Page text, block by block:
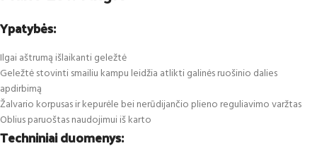
Ypatybės:
Ilgai aštrumą išlaikanti geležtė
Geležtė stovinti smailiu kampu leidžia atlikti galinės ruošinio dalies
apdirbimą
Žalvario korpusas ir kepurėle bei nerūdijančio plieno reguliavimo varžtas
Oblius paruoštas naudojimui iš karto
Techniniai duomenys: